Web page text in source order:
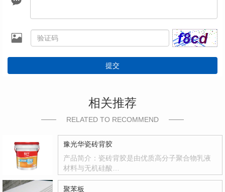
提交
相关推荐
RELATED TO RECOMMEND
豫光华瓷砖背胶
产品简介：瓷砖背胶是由优质高分子聚合物乳液
材料与无机硅酸…
聚苯板